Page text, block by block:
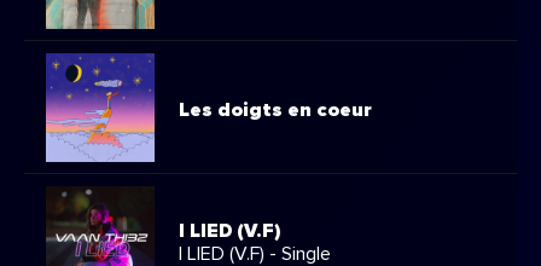
Les doigts en coeur
I LIED (V.F)
I LIED (V.F) - Single